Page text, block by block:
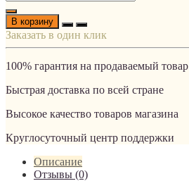
В корзину
Заказать в один клик
100% гарантия на продаваемый товар
Быстрая доставка по всей стране
Высокое качество товаров магазина
Круглосуточный центр поддержки
Описание
Отзывы (0)